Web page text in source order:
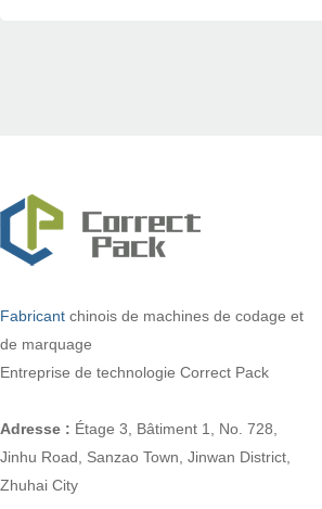
Fabricant chinois de machines de codage et
de marquage
Entreprise de technologie Correct Pack
Adresse : Étage 3, Bâtiment 1, No. 728,
Jinhu Road, Sanzao Town, Jinwan District,
Zhuhai City